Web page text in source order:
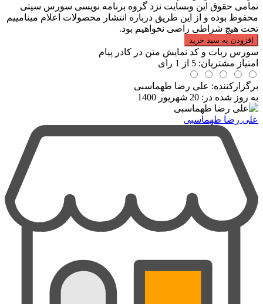
تومان76.000
بود.
تومان76.000.
تمامی حقوق این وبسایت نزد گروه برنامه نویسی سورس سیتی
محفوظ بوده و از این طریق درباره انتشار محصولات اعلام مینامییم
تحت هیچ شراطی راضی نخواهیم بود.
افزودن به سبد خرید
سورس ربات و کد نمایش متن در کادر پیام
امتیاز مشتریان: 5 از 1 رای
برگزارکننده: علی رضا طهماسبی
به روز شده در: 20 شهریور 1400
علی رضا طهماسبی